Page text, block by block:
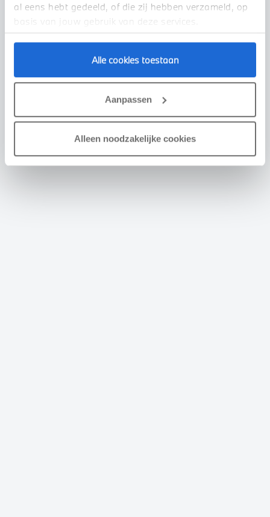
al eens hebt gedeeld, of die zij hebben verzameld, op
basis van jouw gebruik van deze services.
Alle cookies toestaan
Aanpassen
Alleen noodzakelijke cookies